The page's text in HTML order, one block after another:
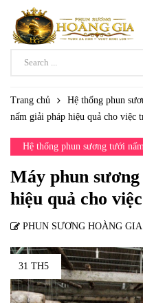
Trang chủ Hệ thống phun
nấm giải pháp hiệu quả cho việc
Hệ thống phun sương tưới
Máy phun
hiệu quả cho
PHUN SƯƠNG HOÀNG GIA
31 TH5